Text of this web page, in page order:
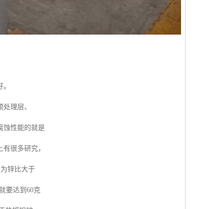
理层、
蚀性能的就是
很多研究，
锌比大于
要达到60克